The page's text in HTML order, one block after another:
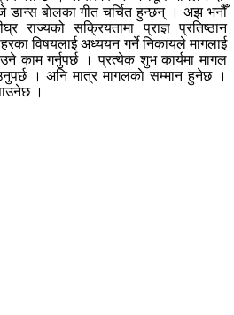
डान्स बाेलका गीत चर्चित हुन्छन् । अझ भनौँ
सक्रियतामा प्राज्ञ प्रतिष्ठान
विषयलाई अध्ययन गर्ने निकायले मागलाई
काम गर्नुपर्छ । प्रत्येक शुभ कार्यमा मागल
। अनि मात्र मागलकाे सम्मान हुनेछ ।
।